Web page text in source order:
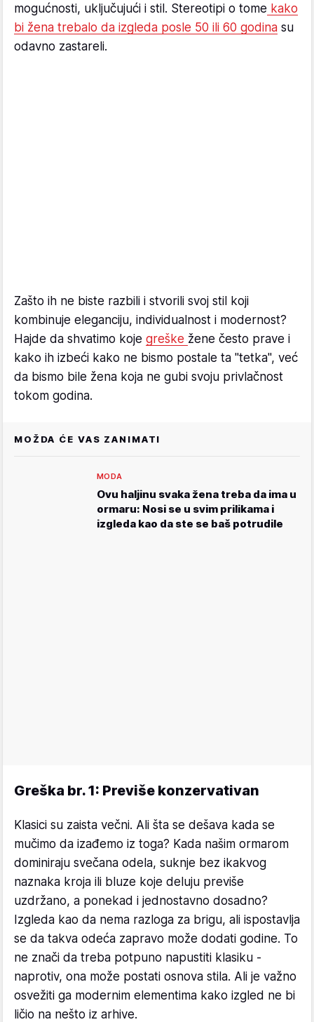
mogućnosti, uključujući i stil. Stereotipi o tome kako
bi žena trebalo da izgleda posle 50 ili 60 godina su
odavno zastareli.
Zašto ih ne biste razbili i stvorili svoj stil koji
kombinuje eleganciju, individualnost i modernost?
Hajde da shvatimo koje greške žene često prave i
kako ih izbeći kako ne bismo postale ta "tetka", već
da bismo bile žena koja ne gubi svoju privlačnost
tokom godina.
MOŽDA ĆE VAS ZANIMATI
MODA
Ovu haljinu svaka žena treba da ima u
ormaru: Nosi se u svim prilikama i
izgleda kao da ste se baš potrudile
Greška br. 1: Previše konzervativan
Klasici su zaista večni. Ali šta se dešava kada se
mučimo da izađemo iz toga? Kada našim ormarom
dominiraju svečana odela, suknje bez ikakvog
naznaka kroja ili bluze koje deluju previše
uzdržano, a ponekad i jednostavno dosadno?
Izgleda kao da nema razloga za brigu, ali ispostavlja
se da takva odeća zapravo može dodati godine. To
ne znači da treba potpuno napustiti klasiku -
naprotiv, ona može postati osnova stila. Ali je važno
osvežiti ga modernim elementima kako izgled ne bi
ličio na nešto iz arhive.